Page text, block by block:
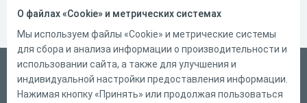
Русский
Справка
О файлах «Cookie» и метрических системах
Мы используем файлы «Cookie» и метрические системы
для сбора и анализа информации о производительности и
использовании сайта, а также для улучшения и
индивидуальной настройки предоставления информации.
Нажимая кнопку «Принять» или продолжая пользоваться